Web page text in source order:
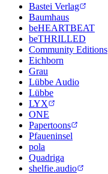
Bastei Verlag
Baumhaus
beHEARTBEAT
beTHRILLED
Community Editions
Eichborn
Grau
Lübbe Audio
Lübbe
LYX
ONE
Papertoons
Pfaueninsel
pola
Quadriga
shelfie.audio